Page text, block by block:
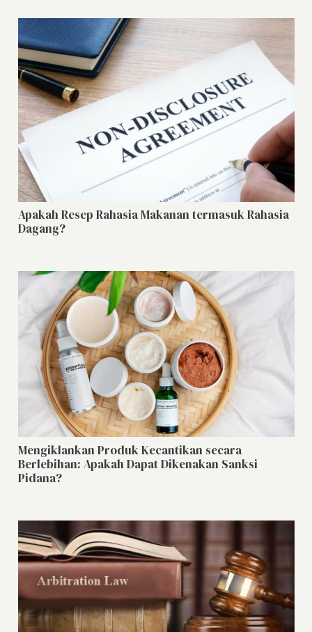
Apakah Resep Rahasia Makanan termasuk Rahasia
Dagang?
Mengiklankan Produk Kecantikan secara
Berlebihan: Apakah Dapat Dikenakan Sanksi
Pidana?